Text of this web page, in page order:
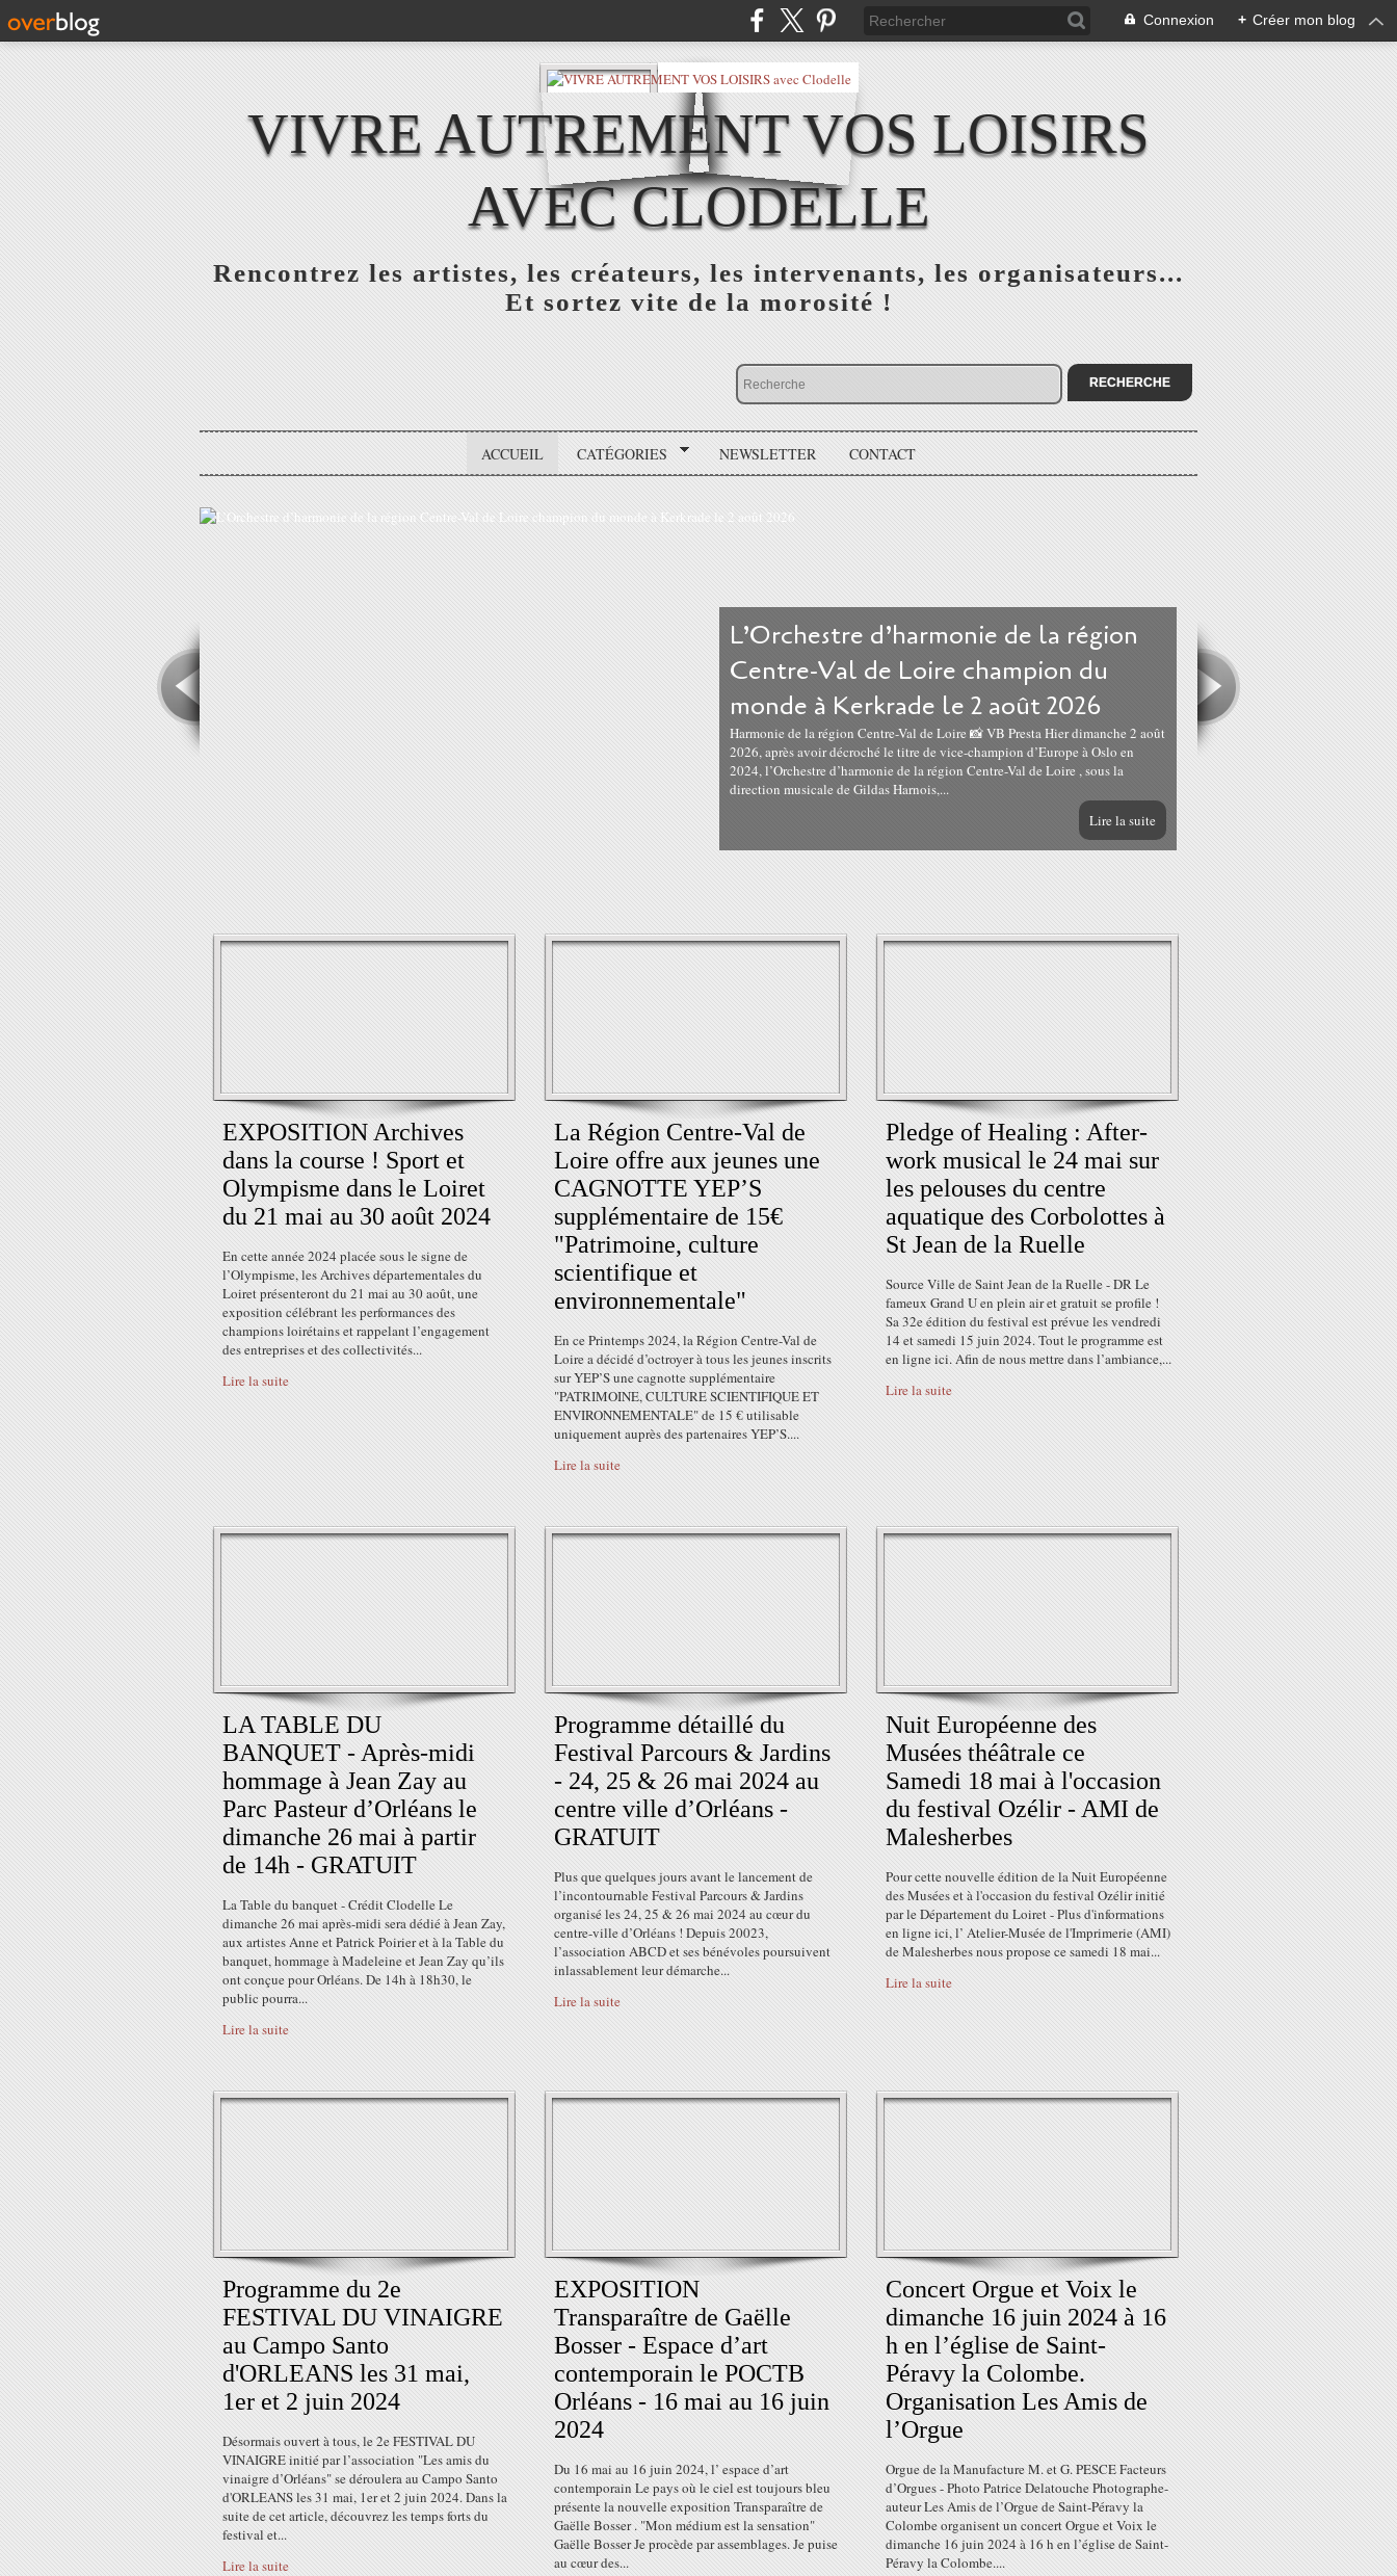
Connexion + Créer mon blog
VIVRE AUTREMENT VOS LOISIRS
AVEC CLODELLE
Rencontrez les artistes, les créateurs, les intervenants, les organisateurs...
Et sortez vite de la morosité !
ACCUEIL CATÉGORIES NEWSLETTER CONTACT
L’Orchestre d’harmonie de la région
Centre-Val de Loire champion du
monde à Kerkrade le 2 août 2026
Harmonie de la région Centre-Val de Loire 📸 VB Presta Hier dimanche 2 août
2026, après avoir décroché le titre de vice-champion d’Europe à Oslo en
2024, l’Orchestre d’harmonie de la région Centre-Val de Loire , sous la
direction musicale de Gildas Harnois,...
Lire la suite
EXPOSITION Archives
dans la course ! Sport et
Olympisme dans le Loiret
du 21 mai au 30 août 2024
En cette année 2024 placée sous le signe de
l’Olympisme, les Archives départementales du
Loiret présenteront du 21 mai au 30 août, une
exposition célébrant les performances des
champions loirétains et rappelant l’engagement
des entreprises et des collectivités...
Lire la suite
La Région Centre-Val de
Loire offre aux jeunes une
CAGNOTTE YEP’S
supplémentaire de 15€
"Patrimoine, culture
scientifique et
environnementale"
En ce Printemps 2024, la Région Centre-Val de
Loire a décidé d’octroyer à tous les jeunes inscrits
sur YEP’S une cagnotte supplémentaire
"PATRIMOINE, CULTURE SCIENTIFIQUE ET
ENVIRONNEMENTALE" de 15 € utilisable
uniquement auprès des partenaires YEP’S....
Lire la suite
Pledge of Healing : After-
work musical le 24 mai sur
les pelouses du centre
aquatique des Corbolottes à
St Jean de la Ruelle
Source Ville de Saint Jean de la Ruelle - DR Le
fameux Grand U en plein air et gratuit se profile !
Sa 32e édition du festival est prévue les vendredi
14 et samedi 15 juin 2024. Tout le programme est
en ligne ici. Afin de nous mettre dans l’ambiance,...
Lire la suite
LA TABLE DU
BANQUET - Après-midi
hommage à Jean Zay au
Parc Pasteur d’Orléans le
dimanche 26 mai à partir
de 14h - GRATUIT
La Table du banquet - Crédit Clodelle Le
dimanche 26 mai après-midi sera dédié à Jean Zay,
aux artistes Anne et Patrick Poirier et à la Table du
banquet, hommage à Madeleine et Jean Zay qu’ils
ont conçue pour Orléans. De 14h à 18h30, le
public pourra...
Lire la suite
Programme détaillé du
Festival Parcours & Jardins
- 24, 25 & 26 mai 2024 au
centre ville d’Orléans -
GRATUIT
Plus que quelques jours avant le lancement de
l’incontournable Festival Parcours & Jardins
organisé les 24, 25 & 26 mai 2024 au cœur du
centre-ville d’Orléans ! Depuis 20023,
l’association ABCD et ses bénévoles poursuivent
inlassablement leur démarche...
Lire la suite
Nuit Européenne des
Musées théâtrale ce
Samedi 18 mai à l'occasion
du festival Ozélir - AMI de
Malesherbes
Pour cette nouvelle édition de la Nuit Européenne
des Musées et à l'occasion du festival Ozélir initié
par le Département du Loiret - Plus d'informations
en ligne ici, l’ Atelier-Musée de l'Imprimerie (AMI)
de Malesherbes nous propose ce samedi 18 mai...
Lire la suite
Programme du 2e
FESTIVAL DU VINAIGRE
au Campo Santo
d'ORLEANS les 31 mai,
1er et 2 juin 2024
Désormais ouvert à tous, le 2e FESTIVAL DU
VINAIGRE initié par l’association "Les amis du
vinaigre d’Orléans" se déroulera au Campo Santo
d'ORLEANS les 31 mai, 1er et 2 juin 2024. Dans la
suite de cet article, découvrez les temps forts du
festival et...
Lire la suite
EXPOSITION
Transparaître de Gaëlle
Bosser - Espace d’art
contemporain le POCTB
Orléans - 16 mai au 16 juin
2024
Du 16 mai au 16 juin 2024, l’ espace d’art
contemporain Le pays où le ciel est toujours bleu
présente la nouvelle exposition Transparaître de
Gaëlle Bosser . "Mon médium est la sensation"
Gaëlle Bosser Je procède par assemblages. Je puise
au cœur des...
Concert Orgue et Voix le
dimanche 16 juin 2024 à 16
h en l’église de Saint-
Péravy la Colombe.
Organisation Les Amis de
l’Orgue
Orgue de la Manufacture M. et G. PESCE Facteurs
d’Orgues - Photo Patrice Delatouche Photographe-
auteur Les Amis de l’Orgue de Saint-Péravy la
Colombe organisent un concert Orgue et Voix le
dimanche 16 juin 2024 à 16 h en l’église de Saint-
Péravy la Colombe....